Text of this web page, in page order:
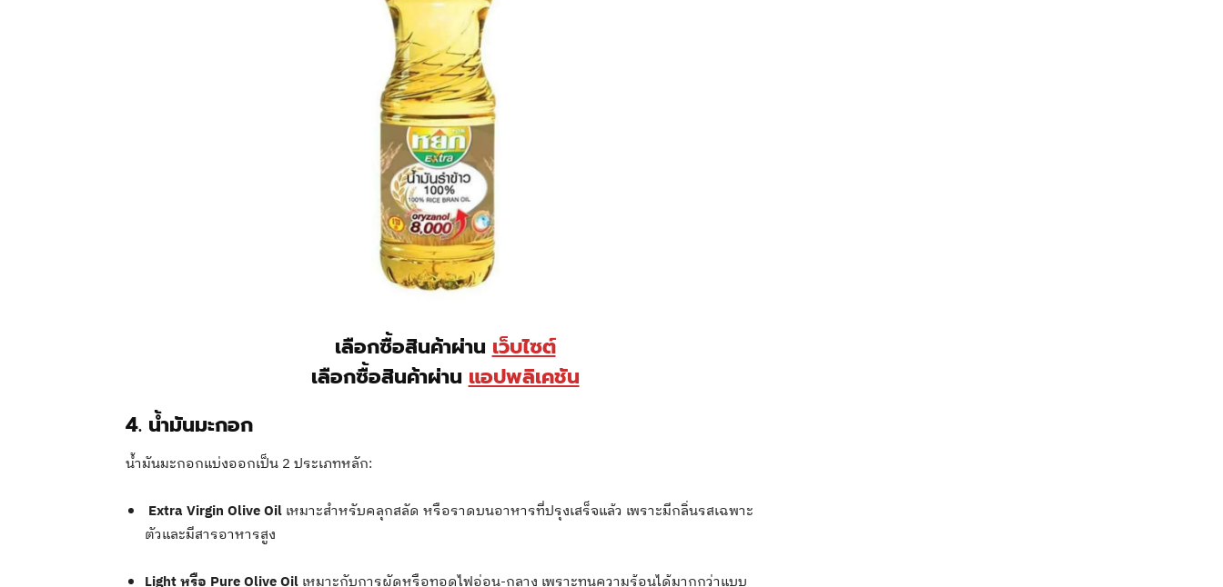
เลือกซื้อสินค้าผ่าน เว็บไซต์
เลือกซื้อสินค้าผ่าน แอปพลิเคชัน
4. น้ำมันมะกอก
น้ำมันมะกอกแบ่งออกเป็น 2 ประเภทหลัก:
Extra Virgin Olive Oil เหมาะสำหรับคลุกสลัด หรือราดบนอาหารที่ปรุงเสร็จแล้ว เพราะมีกลิ่นรสเฉพาะ
ตัวและมีสารอาหารสูง
Light หรือ Pure Olive Oil เหมาะกับการผัดหรือทอดไฟอ่อน-กลาง เพราะทนความร้อนได้มากกว่าแบบ